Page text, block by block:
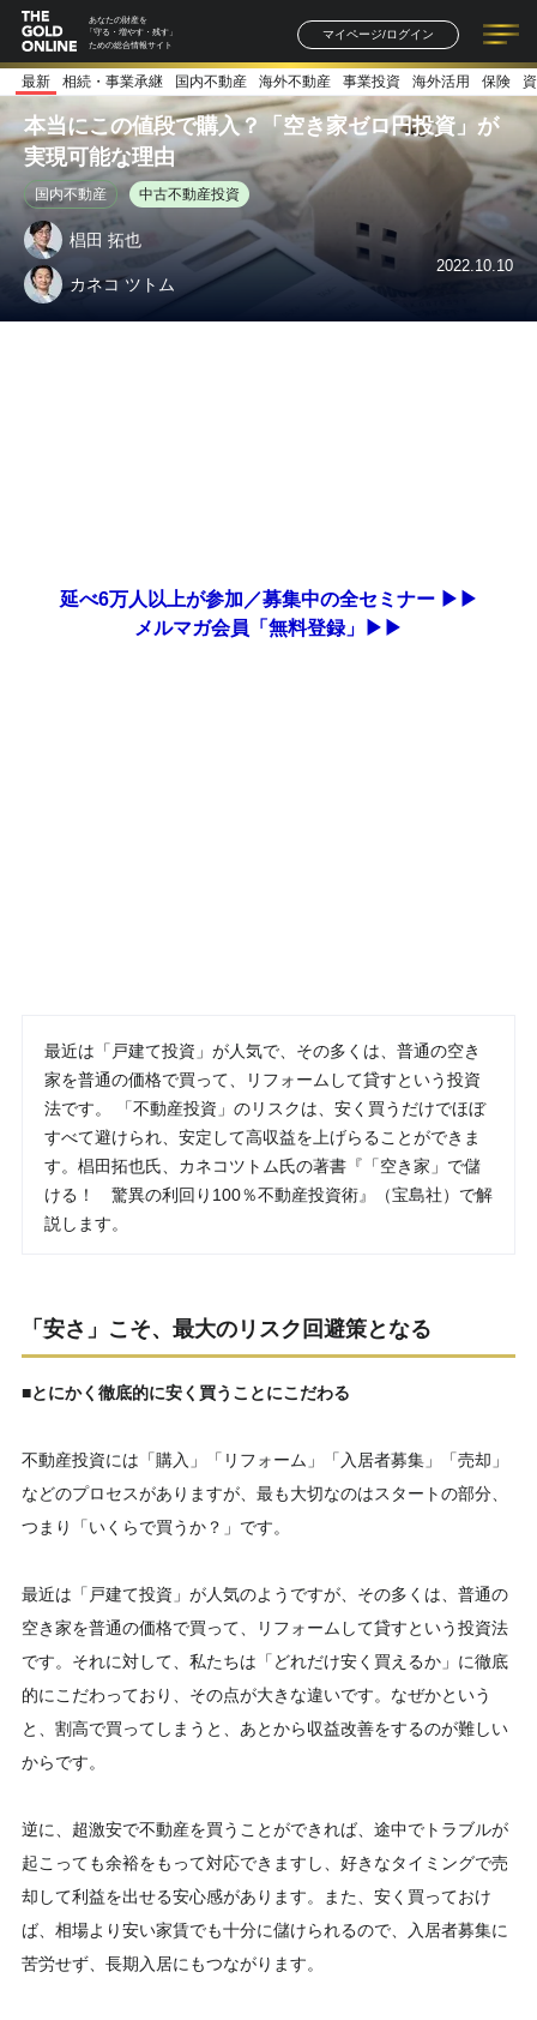
あなたの財産を
「守る・増やす・残す」
ための総合情報サイト
マイページ/ログイン
記事一覧 連載一覧
著者一覧 書籍一覧
最新 相続・事業承継 国内不動産 海外不動産 事業投資 海外活用 保険
本当にこの値段で購入？「空き家ゼロ円投資」が
実現可能な理由
国内不動産 中古不動産投資
椙田 拓也
カネコ ツトム
2022.10.10
延べ6万人以上が参加／募集中の全セミナー ▶▶
メルマガ会員「無料登録」▶▶
最近は「戸建て投資」が人気で、その多くは、普通の空き
家を普通の価格で買って、リフォームして貸すという投資
法です。 「不動産投資」のリスクは、安く買うだけでほぼ
すべて避けられ、安定して高収益を上げらることができま
す。椙田拓也氏、カネコツトム氏の著書『「空き家」で儲
ける！ 驚異の利回り100％不動産投資術』（宝島社）で解
説します。
「安さ」こそ、最大のリスク回避策となる
■とにかく徹底的に安く買うことにこだわる
不動産投資には「購入」「リフォーム」「入居者募集」「売却」
などのプロセスがありますが、最も大切なのはスタートの部分、
つまり「いくらで買うか？」です。
最近は「戸建て投資」が人気のようですが、その多くは、普通の
空き家を普通の価格で買って、リフォームして貸すという投資法
です。それに対して、私たちは「どれだけ安く買えるか」に徹底
的にこだわっており、その点が大きな違いです。なぜかという
と、割高で買ってしまうと、あとから収益改善をするのが難しい
からです。
逆に、超激安で不動産を買うことができれば、途中でトラブルが
起こっても余裕をもって対応できますし、好きなタイミングで売
却して利益を出せる安心感があります。また、安く買っておけ
ば、相場より安い家賃でも十分に儲けられるので、入居者募集に
苦労せず、長期入居にもつながります。